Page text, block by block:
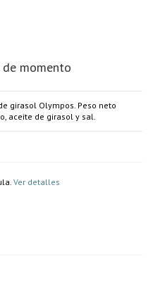
de momento
girasol Olympos. Peso neto
aceite de girasol y sal.
Ver detalles